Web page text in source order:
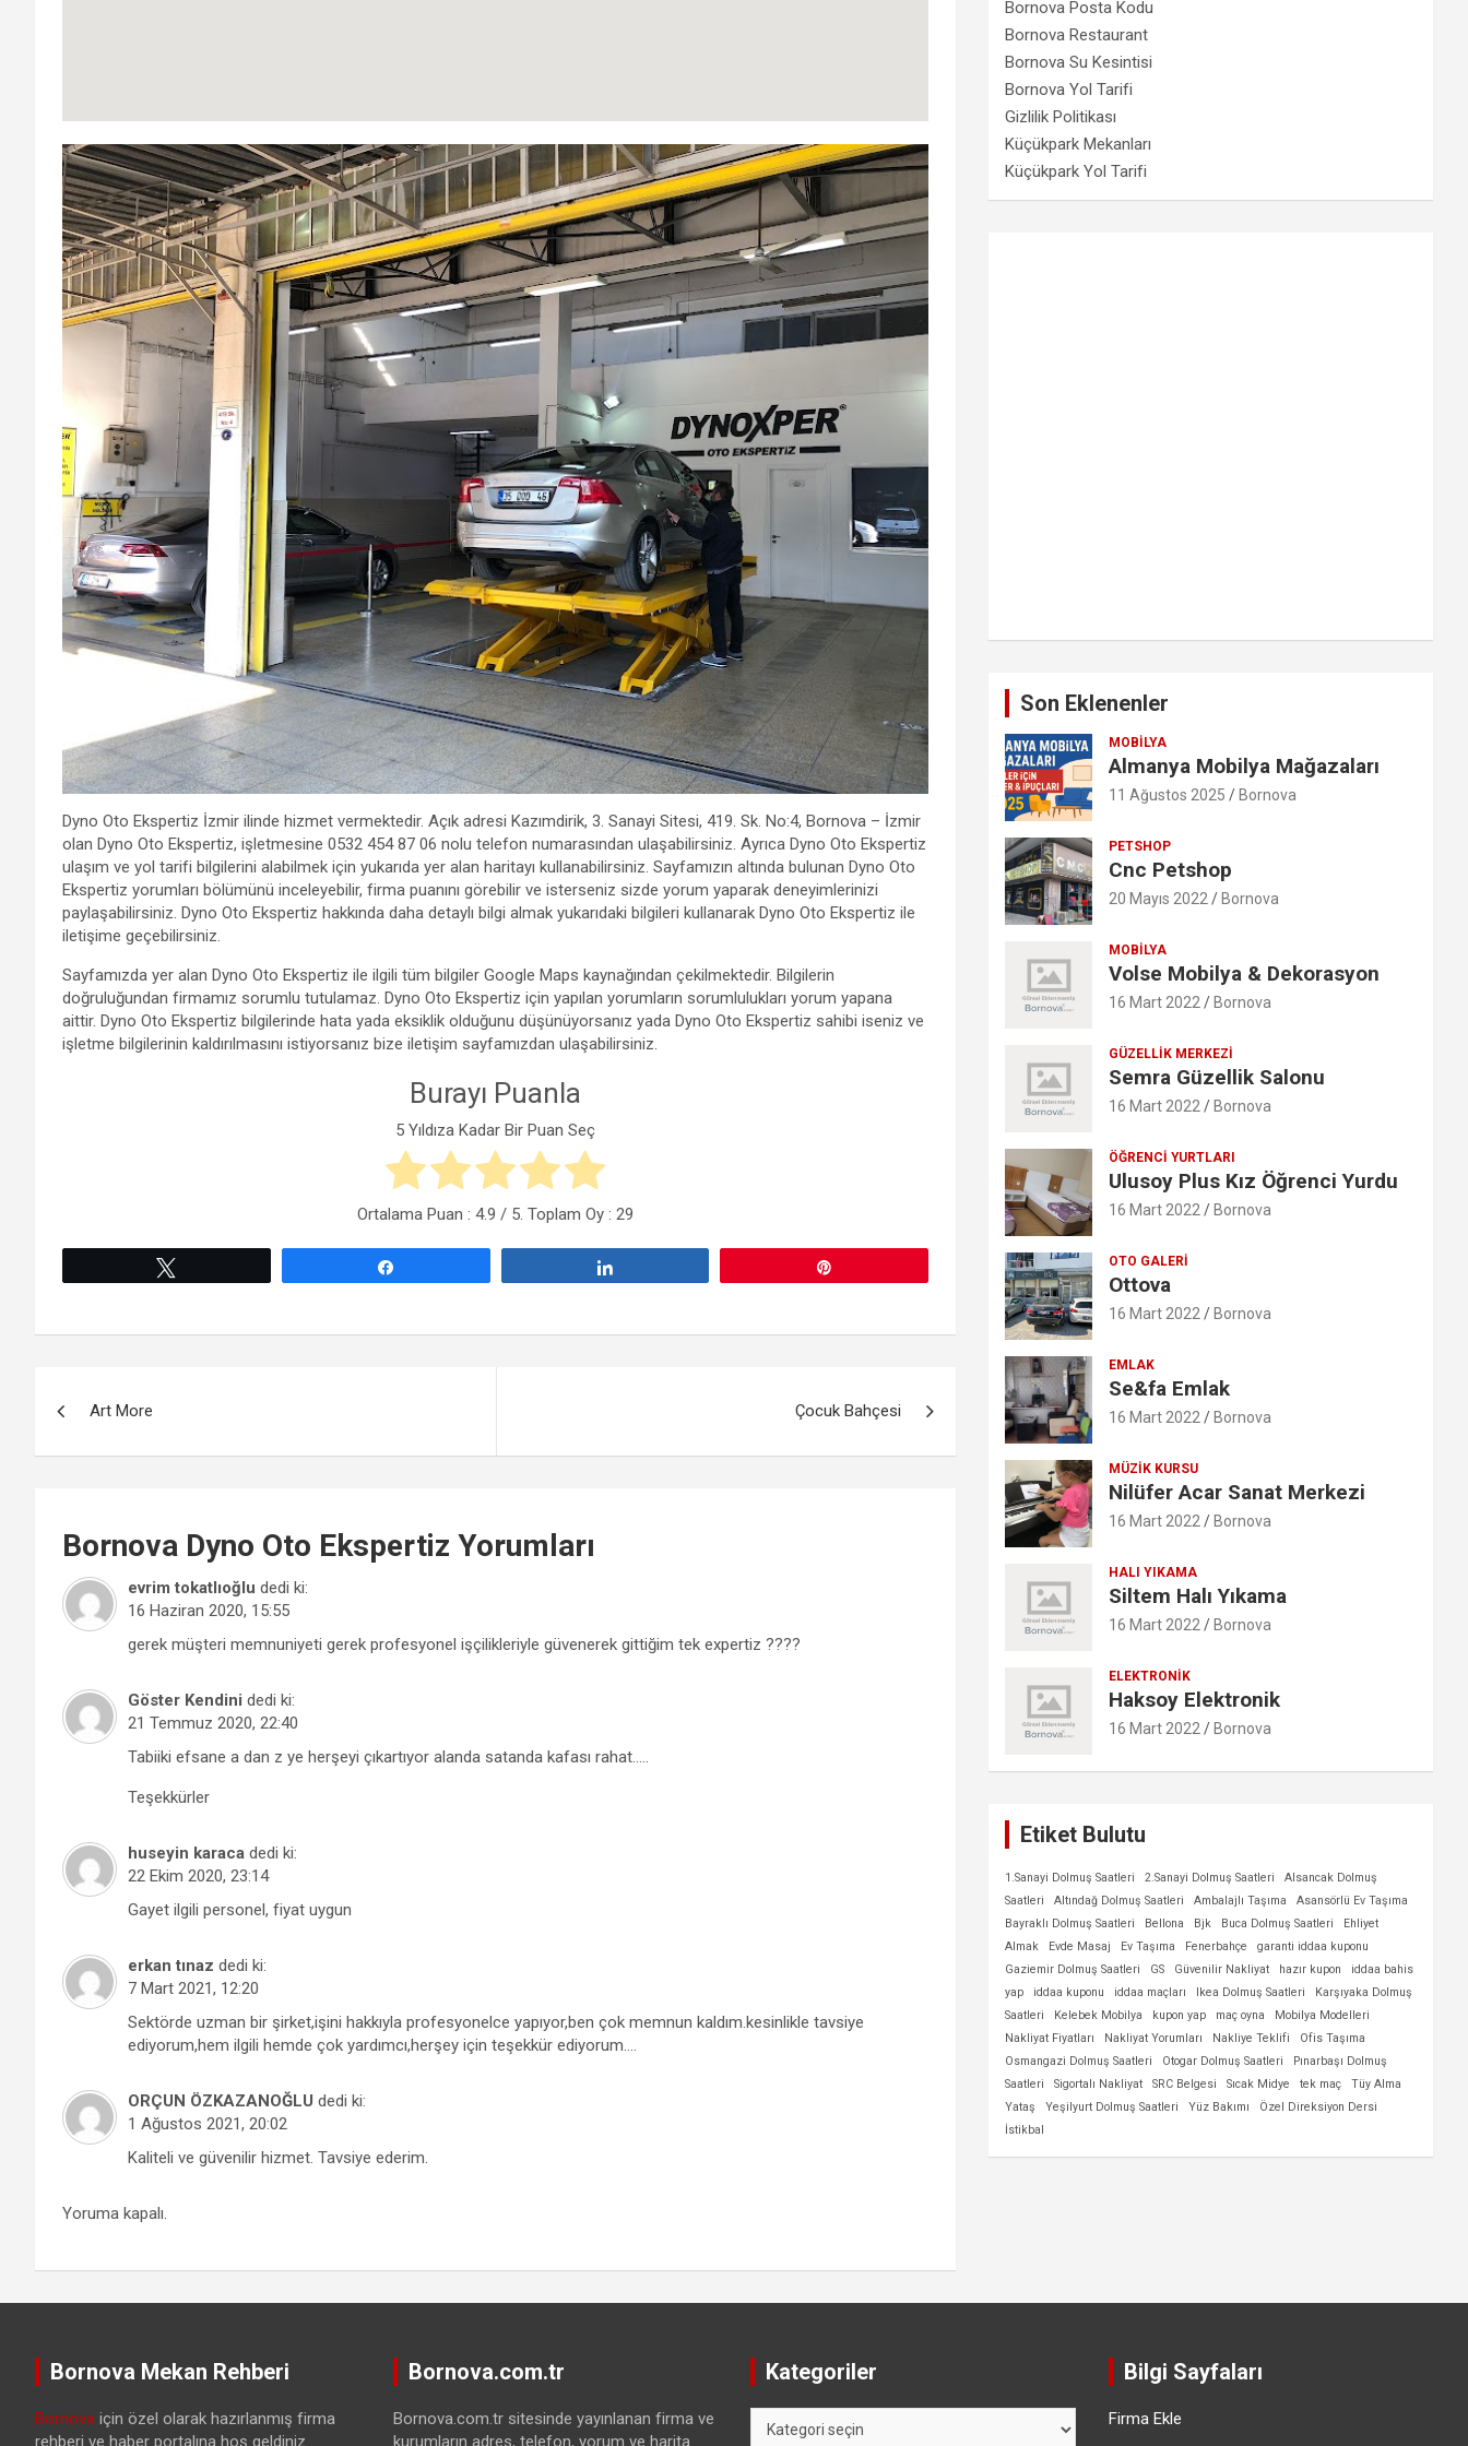
Dyno Oto Ekspertiz İzmir ilinde hizmet vermektedir. Açık adresi Kazımdirik, 3. Sanayi Sitesi, 419. Sk. No:4, Bornova – İzmir
olan Dyno Oto Ekspertiz, işletmesine 0532 454 87 06 nolu telefon numarasından ulaşabilirsiniz. Ayrıca Dyno Oto Ekspertiz
ulaşım ve yol tarifi bilgilerini alabilmek için yukarıda yer alan haritayı kullanabilirsiniz. Sayfamızın altında bulunan Dyno Oto
Ekspertiz yorumları bölümünü inceleyebilir, firma puanını görebilir ve isterseniz sizde yorum yaparak deneyimlerinizi
paylaşabilirsiniz. Dyno Oto Ekspertiz hakkında daha detaylı bilgi almak yukarıdaki bilgileri kullanarak Dyno Oto Ekspertiz ile
iletişime geçebilirsiniz.
Sayfamızda yer alan Dyno Oto Ekspertiz ile ilgili tüm bilgiler Google Maps kaynağından çekilmektedir. Bilgilerin
doğruluğundan firmamız sorumlu tutulamaz. Dyno Oto Ekspertiz için yapılan yorumların sorumlulukları yorum yapana
aittir. Dyno Oto Ekspertiz bilgilerinde hata yada eksiklik olduğunu düşünüyorsanız yada Dyno Oto Ekspertiz sahibi iseniz ve
işletme bilgilerinin kaldırılmasını istiyorsanız bize iletişim sayfamızdan ulaşabilirsiniz.
Burayı Puanla
5 Yıldıza Kadar Bir Puan Seç
Ortalama Puan :4.9 / 5. Toplam Oy :29
Art More Çocuk Bahçesi
Bornova Dyno Oto Ekspertiz Yorumları
evrim tokatlıoğlu dedi ki:
16 Haziran 2020, 15:55
gerek müşteri memnuniyeti gerek profesyonel işçilikleriyle güvenerek gittiğim tek expertiz ????
Göster Kendini dedi ki:
21 Temmuz 2020, 22:40
Tabiiki efsane a dan z ye herşeyi çıkartıyor alanda satanda kafası rahat…..
Teşekkürler
huseyin karaca dedi ki:
22 Ekim 2020, 23:14
Gayet ilgili personel, fiyat uygun
erkan tınaz dedi ki:
7 Mart 2021, 12:20
Sektörde uzman bir şirket,işini hakkıyla profesyonelce yapıyor,ben çok memnun kaldım.kesinlikle tavsiye
ediyorum,hem ilgili hemde çok yardımcı,herşey için teşekkür ediyorum….
ORÇUN ÖZKAZANOĞLU dedi ki:
1 Ağustos 2021, 20:02
Kaliteli ve güvenilir hizmet. Tavsiye ederim.
Yoruma kapalı.
Bornova Posta Kodu
Bornova Restaurant
Bornova Su Kesintisi
Bornova Yol Tarifi
Gizlilik Politikası
Küçükpark Mekanları
Küçükpark Yol Tarifi
Son Eklenenler
MOBILYA
Almanya Mobilya Mağazaları
11 Ağustos 2025 Bornova
PETSHOP
Cnc Petshop
20 Mayıs 2022 Bornova
MOBILYA
Volse Mobilya & Dekorasyon
16 Mart 2022 Bornova
GÜZELLIK MERKEZI
Semra Güzellik Salonu
16 Mart 2022 Bornova
ÖĞRENCI YURTLARI
Ulusoy Plus Kız Öğrenci Yurdu
16 Mart 2022 Bornova
OTO GALERI
Ottova
16 Mart 2022 Bornova
EMLAK
Se&fa Emlak
16 Mart 2022 Bornova
MÜZIK KURSU
Nilüfer Acar Sanat Merkezi
16 Mart 2022 Bornova
HALI YIKAMA
Siltem Halı Yıkama
16 Mart 2022 Bornova
ELEKTRONIK
Haksoy Elektronik
16 Mart 2022 Bornova
Etiket Bulutu
1.Sanayi Dolmuş Saatleri 2.Sanayi Dolmuş Saatleri
Alsancak Dolmuş
Saatleri
Altındağ Dolmuş Saatleri Ambalajlı Taşıma
Asansörlü Ev Taşıma
Bayraklı Dolmuş Saatleri
Bellona Bjk Buca Dolmuş Saatleri
Ehliyet
Almak
Evde Masaj Ev Taşıma Fenerbahçe
garanti iddaa kuponu
Gaziemir Dolmuş Saatleri
GS Güvenilir Nakliyat hazır kupon
iddaa bahis
yap
iddaa kuponu iddaa maçları Ikea Dolmuş Saatleri
Karşıyaka Dolmuş
Saatleri
Kelebek Mobilya kupon yap maç oyna
Mobilya Modelleri
Nakliyat Fiyatları
Nakliyat Yorumları Nakliye Teklifi
Ofis Taşıma
Osmangazi Dolmuş Saatleri
Otogar Dolmuş Saatleri
Pınarbaşı Dolmuş
Saatleri
Sigortalı Nakliyat SRC Belgesi Sıcak Midye tek maç
Tüy Alma
Yataş
Yeşilyurt Dolmuş Saatleri Yüz Bakımı
Özel Direksiyon Dersi
İstikbal
Bornova Mekan Rehberi
Bornova için özel olarak hazırlanmış firma
rehberi ve haber portalına hoş geldiniz.
Bornova.com.tr
Bornova.com.tr sitesinde yayınlanan firma ve
kurumların adres, telefon, yorum ve harita
Kategoriler Bilgi Sayfaları
Firma Ekle